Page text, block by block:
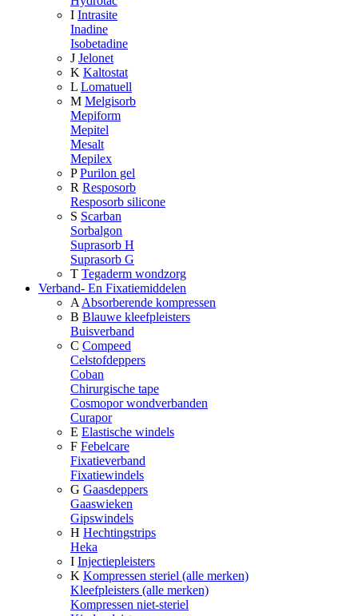
I Intrasite
Inadine
Isobetadine
J Jelonet
K Kaltostat
L Lomatuell
M Melgisorb
Mepiform
Mepitel
Mesalt
Mepilex
P Purilon gel
R Resposorb
Resposorb silicone
S Scarban
Sorbalgon
Suprasorb H
Suprasorb G
T Tegaderm wondzorg
Verband- En Fixatiemiddelen
A Absorberende kompressen
B Blauwe kleefpleisters
Buisverband
C Compeed
Celstofdeppers
Coban
Chirurgische tape
Cosmopor wondverbanden
Curapor
E Elastische windels
F Febelcare
Fixatieverband
Fixatiewindels
G Gaasdeppers
Gaaswieken
Gipswindels
H Hechtingstrips
Heka
I Injectiepleisters
K Kompressen steriel (alle merken)
Kleefpleisters (alle merken)
Kompressen niet-steriel